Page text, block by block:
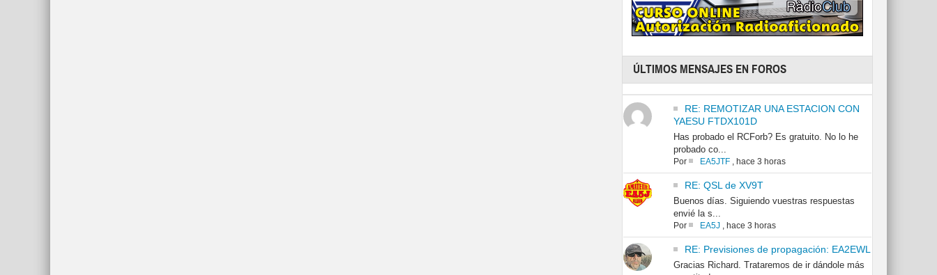
ÚLTIMOS MENSAJES EN FOROS
RE: REMOTIZAR UNA ESTACION CON
YAESU FTDX101D
Has probado el RCForb? Es gratuito. No lo he
probado co...
Por EA5JTF, hace 3 horas
RE: QSL de XV9T
Buenos días. Siguiendo vuestras respuestas
envié la s...
Por EA5J, hace 3 horas
RE: Previsiones de propagación: EA2EWL
Gracias Richard. Trataremos de ir dándole más